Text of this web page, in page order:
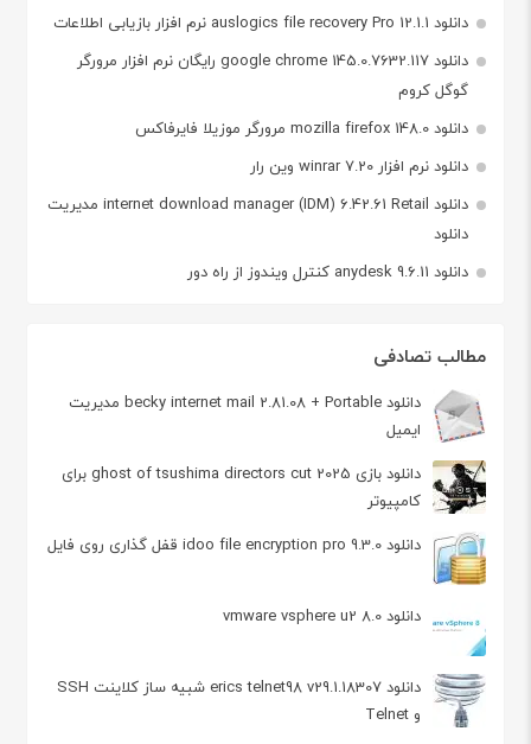
دانلود auslogics file recovery Pro 12.1.1 نرم افزار بازیابی اطلاعات
دانلود google chrome 145.0.7632.117 رایگان نرم افزار مرورگر
گوگل کروم
دانلود mozilla firefox 148.0 مرورگر موزیلا فایرفاکس
دانلود نرم افزار winrar 7.20 وین رار
دانلود internet download manager (IDM) 6.42.61 Retail مدیریت
دانلود
دانلود anydesk 9.6.11 کنترل ویندوز از راه دور
مطالب تصادفی
دانلود becky internet mail 2.81.08 + Portable مدیریت
ایمیل
دانلود بازی 2025 ghost of tsushima directors cut برای
کامپیوتر
دانلود idoo file encryption pro 9.3.0 قفل گذاری روی فایل
دانلود vmware vsphere u2 8.0
دانلود erics telnet98 v29.1.18307 شبیه ساز کلاینت SSH
و Telnet